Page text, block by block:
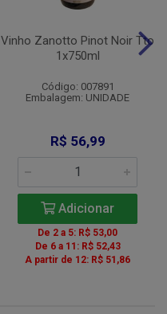
Vinho Zanotto Pinot Noir Tto
1x750ml
Código: 007891
Embalagem: UNIDADE
R$ 56,99
Adicionar
De 2 a 5: R$ 53,00
De 6 a 11: R$ 52,43
A partir de 12: R$ 51,86